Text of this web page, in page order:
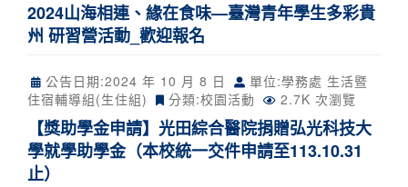
2024山海相連、緣在食味—臺灣青年學生多彩貴
州 研習營活動_歡迎報名
公告日期:2024 年 10 月 8 日
單位:學務處 生活暨
住宿輔導組(生住組)
分類:校園活動 2.7K 次瀏覽
【獎助學金申請】光田綜合醫院捐贈弘光科技大
學就學助學金（本校統一交件申請至113.10.31
止）